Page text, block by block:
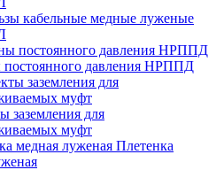
кабельные медные луженые
давления НРППД
заземления для
муфт
Плетенка